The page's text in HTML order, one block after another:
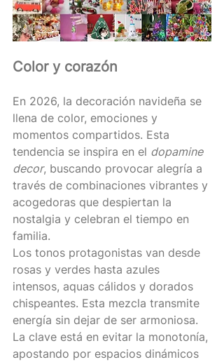
Color y corazón
En 2026, la decoración navideña se
llena de color, emociones y
momentos compartidos. Esta
tendencia se inspira en el dopamine
decor, buscando provocar alegría a
través de combinaciones vibrantes y
acogedoras que despiertan la
nostalgia y celebran el tiempo en
familia.
Los tonos protagonistas van desde
rosas y verdes hasta azules
intensos, aquas cálidos y dorados
chispeantes. Esta mezcla transmite
energía sin dejar de ser armoniosa.
La clave está en evitar la monotonía,
apostando por espacios dinámicos